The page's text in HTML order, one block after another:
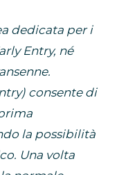
dedicata per i
Entry, né
consente di
la possibilità
Una volta